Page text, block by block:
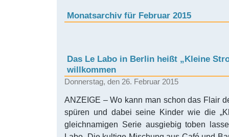
Monatsarchiv für Februar 2015
Das Le Labo in Berlin heißt „Kleine
willkommen
Donnerstag, den 26. Februar 2015
ANZEIGE – Wo kann man schon das Flair
spüren und dabei seine Kinder wie die
gleichnamigen Serie ausgiebig toben